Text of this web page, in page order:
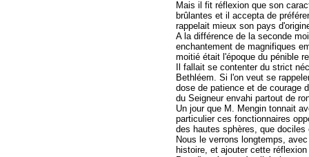
Mais il fit réflexion que son
brûlantes et il accepta de
rappelait mieux son pays
A la différence de la seconde
enchantement de magnifiques
moitié était l'époque du pénible
Il fallait se contenter du strict
Bethléem. Si l'on veut se
dose de patience et de courage
du Seigneur envahi partout de
Un jour que M. Mengin tonnait
particulier ces fonctionnaires
des hautes sphères, que
Nous le verrons longtemps,
histoire, et ajouter cette